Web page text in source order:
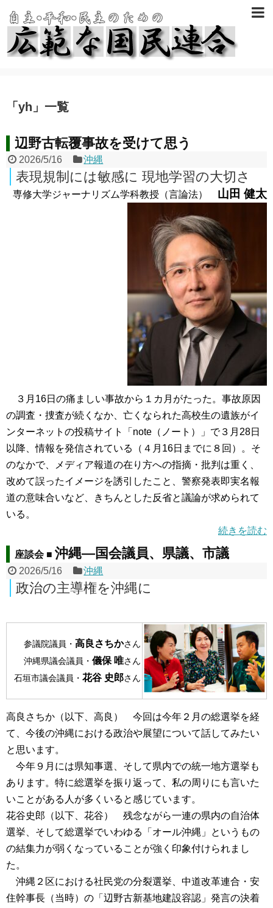
「 yh 」 一覧
辺野古転覆事故を受けて思う
2026/5/16 沖縄
表現規制には敏感に 現地学習の大切さ
専修大学ジャーナリズム学科教授（言論法） 山田 健太
３月16日の痛ましい事故から１カ月がたった。事故原因
の調査・捜査が続くなか、亡くなられた高校生の遺族がイ
ンターネットの投稿サイト「note（ノート）」で３月28日
以降、情報を発信されている（４月16日までに８回）。そ
のなかで、メディア報道の在り方への指摘・批判は重く、
改めて誤ったイメージを誘引したこと、警察発表即実名報
道の意味合いなど、きちんとした反省と議論が求められて
いる。
続きを読む
座談会 ■ 沖縄―国会議員、県議、市議
2026/5/16 沖縄
政治の主導権を沖縄に
参議院議員・ 高良さちかさん
沖縄県議会議員・ 儀保 唯さん
石垣市議会議員・ 花谷 史郎さん
高良さちか（以下、高良） 今回は今年２月の総選挙を経
て、今後の沖縄における政治や展望について話してみたい
と思います。
今年９月には県知事選、そして県内での統一地方選挙も
あります。特に総選挙を振り返って、私の周りにも言いた
いことがある人が多くいると感じています。
花谷史郎（以下、花谷） 残念ながら一連の県内の自治体
選挙、そして総選挙でいわゆる「オール沖縄」というもの
の結集力が弱くなっていることが強く印象付けられまし
た。
沖縄２区における社民党の分裂選挙、中道改革連合・安
住幹事長（当時）の「辺野古新基地建設容認」発言の決着